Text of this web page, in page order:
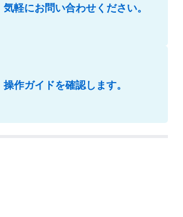
気軽にお問い合わせください。
操作ガイドを確認します。